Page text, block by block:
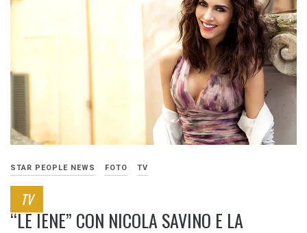
STAR PEOPLE NEWS FOTO TV
TV
“LE IENE”​ CON NICOLA SAVINO E LA